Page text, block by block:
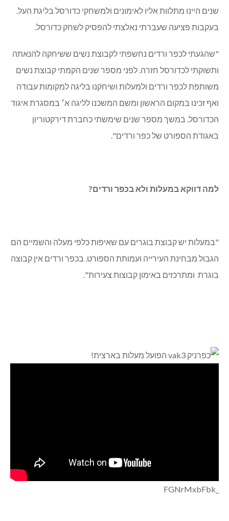
שנים היינו מתלוות אליו לאימונים ולמשחקי כדורסל בליגת העל.
בעקבות פציעה שעברתי נאלצתי להפסיק לשחק כדורסל.
"שהגעתי לכפר ורדים נחשפתי לקבוצת נשים ששיחקה להנאתה
ותשוקתי לכדורסל חזרה. לפני מספר שנים הקמתי קבוצת נשים
משותפת לכפר ורדים ולמעלות ושיחקנו בליגה למקומות עבודה
ואף זכינו במקום הראשון ומשם המשכנו לליגה א׳ במסגרת איגוד
הכדורסל. במשך מספר שנים שימשתי כחברת דירקטוריון
באגודת הספורט של כפר ורדים".
למה דווקא במעלות ולא בכפר ורדים?
"במעלות יש קבוצת בוגרים עם שאיפות כלפי מעלה והשמיים הם
הגבול מבחינת העירייה ועמותת הספורט. בכפר ורדים אין קבוצה
בוגרת ומתרכזים באימון קבוצות צעירות".